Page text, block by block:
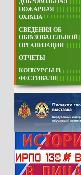
ДОБРОВОЛЬНАЯ
ПОЖАРНАЯ
ОХРАНА
СВЕДЕНИЯ ОБ
ОБРАЗОВАТЕЛЬНОЙ
ОРГАНИЗАЦИИ
ОТЧЕТЫ
КОНКУРСЫ И
ФЕСТИВАЛИ